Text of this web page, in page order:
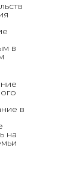
в
в
на